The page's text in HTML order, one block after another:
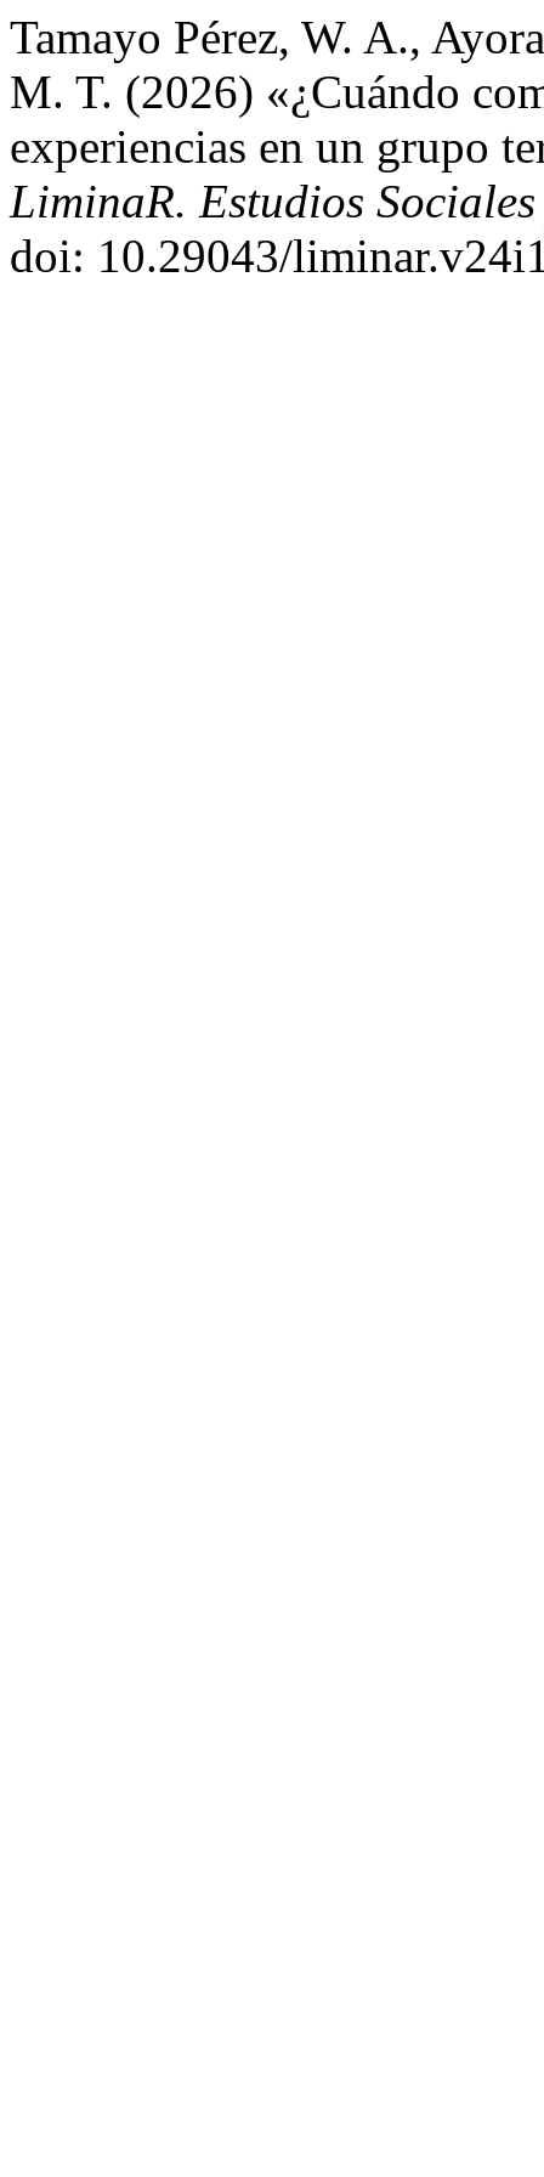
Tamayo Pérez, W. A.,
M. T. (2026) «¿Cuándo
experiencias en un grupo
LiminaR. Estudios
doi: 10.29043/